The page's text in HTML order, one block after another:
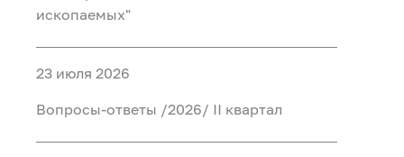
ископаемых"
23 июля 2026
Вопросы-ответы /2026/ II квартал